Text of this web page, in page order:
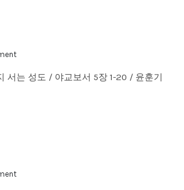
서는 성도 / 야교보서 5장 1-20 / 윤훈기